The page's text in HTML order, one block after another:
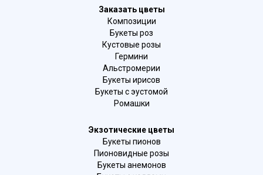
Заказать цветы
Композиции
Букеты роз
Кустовые розы
Гермини
Альстромерии
Букеты ирисов
Букеты с эустомой
Ромашки
Экзотические цветы
Букеты пионов
Пионовидные розы
Букеты анемонов